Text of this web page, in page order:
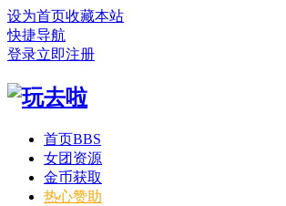
设为首页收藏本站
快捷导航
登录立即注册
首页BBS
女团资源
金币获取
热心赞助